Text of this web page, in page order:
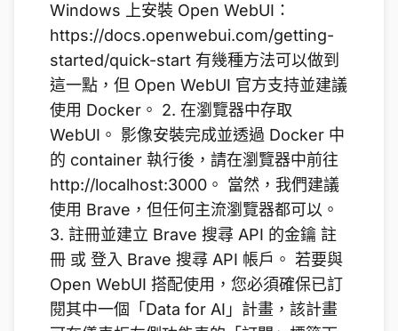
Windows 上安裝 Open WebUI：
https://docs.openwebui.com/getting-
started/quick-start 有幾種方法可以做到
這一點，但 Open WebUI 官方支持並建議
使用 Docker。 2. 在瀏覽器中存取
WebUI。 影像安裝完成並透過 Docker 中
的 container 執行後，請在瀏覽器中前往
http://localhost:3000。 當然，我們建議
使用 Brave，但任何主流瀏覽器都可以。
3. 註冊並建立 Brave 搜尋 API 的金鑰 註
冊 或 登入 Brave 搜尋 API 帳戶。 若要與
Open WebUI 搭配使用，您必須確保已訂
閱其中一個「Data for AI」計畫，該計畫